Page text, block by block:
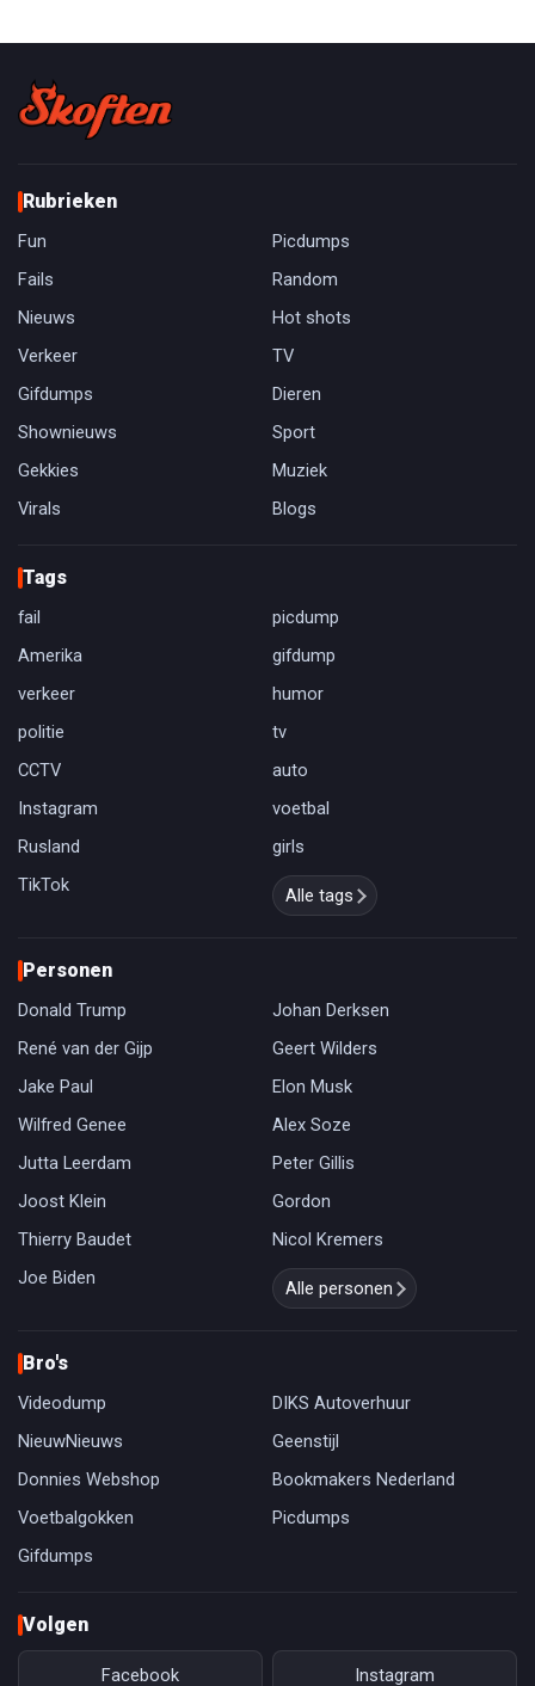
Rubrieken
Fun
Picdumps
Fails
Random
Nieuws
Hot shots
Verkeer
TV
Gifdumps
Dieren
Shownieuws
Sport
Gekkies
Muziek
Virals
Blogs
Tags
fail
picdump
Amerika
gifdump
verkeer
humor
politie
tv
CCTV
auto
Instagram
voetbal
Rusland
girls
TikTok
Alle tags
Personen
Donald Trump
Johan Derksen
René van der Gijp
Geert Wilders
Jake Paul
Elon Musk
Wilfred Genee
Alex Soze
Jutta Leerdam
Peter Gillis
Joost Klein
Gordon
Thierry Baudet
Nicol Kremers
Joe Biden
Alle personen
Bro's
Videodump
DIKS Autoverhuur
NieuwNieuws
Geenstijl
Donnies Webshop
Bookmakers Nederland
Voetbalgokken
Picdumps
Gifdumps
Volgen
Facebook Instagram